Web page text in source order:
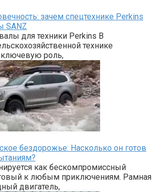
зачем спецтехнике Perkins
SANZ
для техники Perkins В
технике
ключевую роль,
бездорожье: Насколько он готов
как бескомпромиссный
к любым приключениям. Рамная
двигатель,